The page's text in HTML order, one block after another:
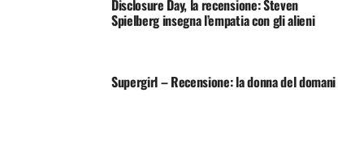
Disclosure Day, la recensione: Steven
Spielberg insegna l’empatia con gli alieni
Supergirl – Recensione: la donna del domani